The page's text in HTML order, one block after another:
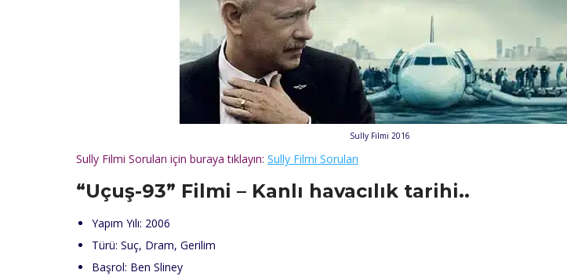
Sully Filmi 2016
Sully Filmi Soruları için buraya tıklayın: Sully Filmi Soruları
“Uçuş-93” Filmi – Kanlı havacılık tarihi..
Yapım Yılı: 2006
Türü: Suç, Dram, Gerilim
Başrol: Ben Sliney